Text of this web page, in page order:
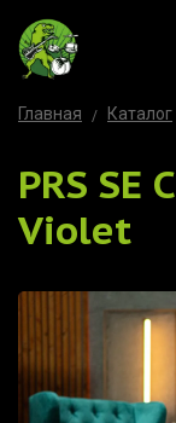
Главная Каталог
PRS
Violet